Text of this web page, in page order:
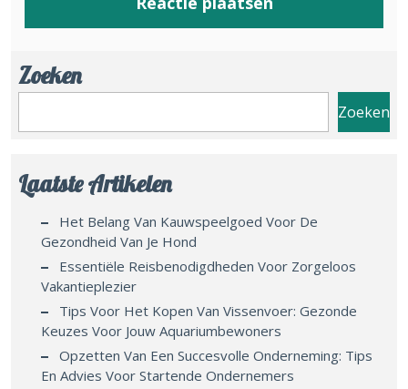
Zoeken
Zoeken
Laatste Artikelen
Het Belang Van Kauwspeelgoed Voor De
Gezondheid Van Je Hond
Essentiële Reisbenodigdheden Voor Zorgeloos
Vakantieplezier
Tips Voor Het Kopen Van Vissenvoer: Gezonde
Keuzes Voor Jouw Aquariumbewoners
Opzetten Van Een Succesvolle Onderneming: Tips
En Advies Voor Startende Ondernemers